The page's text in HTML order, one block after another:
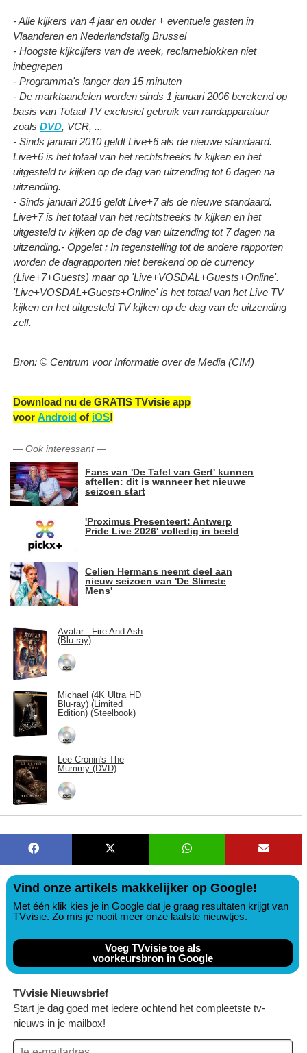
- Alle kijkers van 4 jaar en ouder + eventuele gasten in
Vlaanderen en Nederlandstalig Brussel
- Hoogste kijkcijfers van de week, reclameblokken niet
inbegrepen
- Programma's langer dan 15 minuten
- De marktaandelen worden sinds 1 januari 2006 berekend op
basis van Totaal TV exclusief gebruik van randapparatuur
zoals DVD, VCR, ...
- Sinds januari 2010 geldt Live+6 als de nieuwe standaard.
Live+6 is het totaal van het rechtstreeks tv kijken en het
uitgesteld tv kijken op de dag van uitzending tot 6 dagen na
uitzending.
- Sinds januari 2016 geldt Live+7 als de nieuwe standaard.
Live+7 is het totaal van het rechtstreeks tv kijken en het
uitgesteld tv kijken op de dag van uitzending tot 7 dagen na
uitzending.- Opgelet : In tegenstelling tot de andere rapporten
worden de dagrapporten niet berekend op de currency
(Live+7+Guests) maar op 'Live+VOSDAL+Guests+Online'.
'Live+VOSDAL+Guests+Online' is het totaal van het Live TV
kijken en het uitgesteld TV kijken op de dag van de uitzending
zelf.
Bron: © Centrum voor Informatie over de Media (CIM)
Download nu de GRATIS TVvisie app
voor Android of iOS!
— Ook interessant—
Fans van 'De Tafel van Gert' kunnen
aftellen: dit is wanneer het nieuwe
seizoen start
'Proximus Presenteert: Antwerp
Pride Live 2026' volledig in beeld
Celien Hermans neemt deel aan
nieuw seizoen van 'De Slimste
Mens'
Avatar - Fire And Ash
(Blu-ray)
Michael (4K Ultra HD
Blu-ray) (Limited
Edition) (Steelbook)
Lee Cronin's The
Mummy (DVD)
Vind onze artikels makkelijker op Google!
Met één klik kies je in Google dat je graag resultaten krijgt van
TVvisie. Zo mis je nooit meer onze laatste nieuwtjes.
Voeg TVvisie toe als
voorkeursbron in Google
TVvisie Nieuwsbrief
Start je dag goed met iedere ochtend het compleetste tv-
nieuws in je mailbox!